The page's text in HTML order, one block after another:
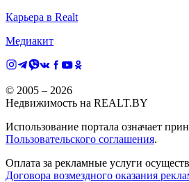
Карьера в Realt
Медиакит
© 2005 – 2026
Недвижимость на REALT.BY
Использование портала означает
Пользовательского соглашения.
Оплата за рекламные услуги
Договора возмездного оказания